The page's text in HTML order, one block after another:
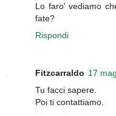
Lo faro' vediamo
fate?
Rispondi
Fitzcarraldo 17
Tu facci sapere.
Poi ti contattiamo.